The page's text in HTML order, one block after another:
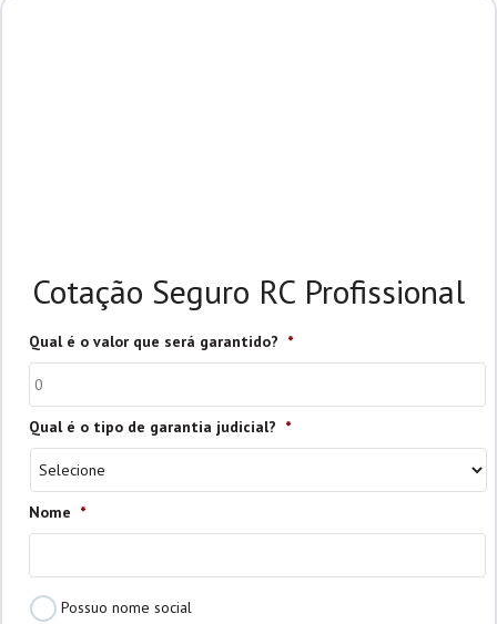
Cotação Seguro RC Profissional
Qual é o valor que será garantido? *
Qual é o tipo de garantia judicial? *
Nome *
PossuoPossuo nome social